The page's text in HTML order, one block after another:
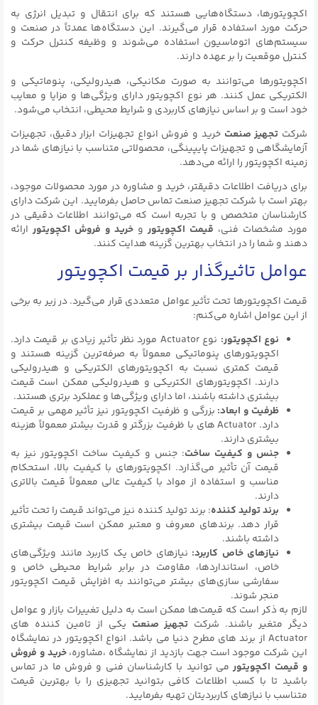
اکچویتورها، دستگاه‌هایی هستند که برای انتقال و تبدیل انرژی به
حرکت مورد استفاده قرار می‌گیرند. این دستگاه‌ها عمدتاً در صنعت و
سیستم‌های اتوماسیون استفاده می‌شوند و وظیفه کنترل حرکت و
کنترل موقعیت را بر عهده دارند.
اکچویتورها می‌توانند به صورت مکانیکی، هیدرولیکی، پنوماتیکی و
الکتریکی عمل کنند. هر نوع اکچویتور دارای ویژگی‌ها و مزایا و معایب
خود است و بر اساس نیازهای کاربردی و شرایط محیطی، انتخاب می‌شود.
شرکت تجهیز صنعت خرید و فروش انواع تجهیزات ابزار دقیق، تجهیزات
آزمایشگاهی و تجهیزات پایپینگی، محصولاتی متناسب با نیازهای شما در
زمینه اکچویتور را ارائه می‌دهد.
برای دریافت اطلاعات دقیقتر، خرید و مشاوره در مورد محصولات موجود،
بهتر است با شرکت تجهیز صنعت تماس حاصل بفرمایید. این شرکت دارای
کارشناسان متخصص و با تجربه است که می‌توانند اطلاعات دقیقی در
مورد مشخصات فنی، قیمت اکچویتور و خرید و فروش اکچویتور ارائه
دهند و شما را در انتخاب بهترین گزینه هدایت کنند.
عوامل تاثیرگذار بر قیمت اکچویتور
قیمت اکچویتورها تحت تأثیر عوامل متعددی قرار می‌گیرد. در زیر به برخی
از این عوامل اشاره می‌کنم:
نوع اکچویتور:
نوع Actuator مورد نظر تأثیر زیادی بر قیمت دارد.
اکچویتورهای پنوماتیکی معمولاً به صرفه‌ترین گزینه هستند و
قیمت کمتری نسبت به اکچویتورهای الکتریکی و هیدرولیکی
دارند. اکچویتورهای الکتریکی و هیدرولیکی ممکن است قیمت
بیشتری داشته باشند، اما دارای ویژگی‌ها و عملکرد برتری هستند.
ظرفیت و ابعاد: بزرگی و ظرفیت اکچویتور نیز تأثیر مهمی بر قیمت
دارد. Actuator های با ظرفیت بزرگتر و قدرت بیشتر معمولاً هزینه
بیشتری دارند.
جنس و کیفیت ساخت: جنس و کیفیت ساخت اکچویتور نیز به
قیمت آن تأثیر می‌گذارد. اکچویتورهای با کیفیت بالا، استحکام
مناسب و استفاده از مواد با کیفیت عالی معمولاً قیمت بالاتری
دارند.
برند تولید کننده: برند تولید کننده نیز می‌تواند قیمت را تحت تأثیر
قرار دهد. برندهای معروف و معتبر ممکن است قیمت بیشتری
داشته باشند.
نیازهای خاص کاربرد: نیازهای خاص یک کاربرد مانند ویژگی‌های
خاص، استانداردها، مقاومت در برابر شرایط محیطی خاص و
سفارشی سازی‌های بیشتر می‌توانند به افزایش قیمت اکچویتور
منجر شوند.
لازم به ذکر است که قیمت‌ها ممکن است به دلیل تغییرات بازار و عوامل
دیگر متغیر باشند. شرکت تجهیز صنعت یکی از تامین کننده های
Actuator از برند های مطرح دنیا می باشد. انواع اکچویتور در نمایشگاه
این شرکت موجود است جهت بازدید از نمایشگاه ،مشاوره،خرید و فروش
و قیمت اکچویتورمی توانید با کارشناسان فنی و فروش ما در تماس
باشید تا با کسب اطلاعات کافی بتوانید تجهیزی را با بهترین قیمت
متناسب با نیازهای کاربردیتان تهیه بفرمایید.